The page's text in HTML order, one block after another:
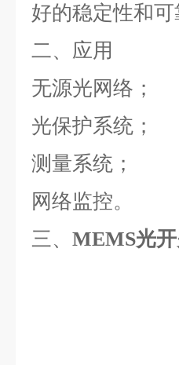
好的稳定性和可
二、应用
无源光网络；
光保护系统；
测量系统；
网络监控。
三、 MEMS光